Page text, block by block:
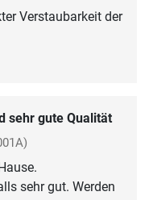
Verstaubarkeit der
sehr gute Qualität
sehr gut. Werden